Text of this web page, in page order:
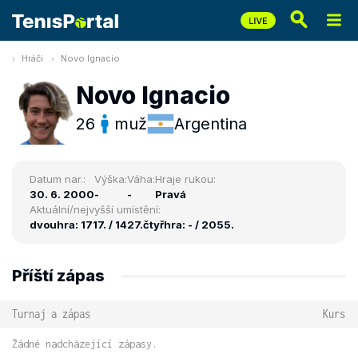
Hráči Novo Ignacio
Novo Ignacio
26 muž Argentina
Datum nar.:
30. 6. 2000
Výška:
-
Váha:
-
Hraje rukou:
Pravá
Aktuální/nejvyšší umístění:
dvouhra: 1717. / 1427.čtyřhra: - / 2055.
Příští zápas
Turnaj a zápas Kurs
Žádné nadcházející zápasy.